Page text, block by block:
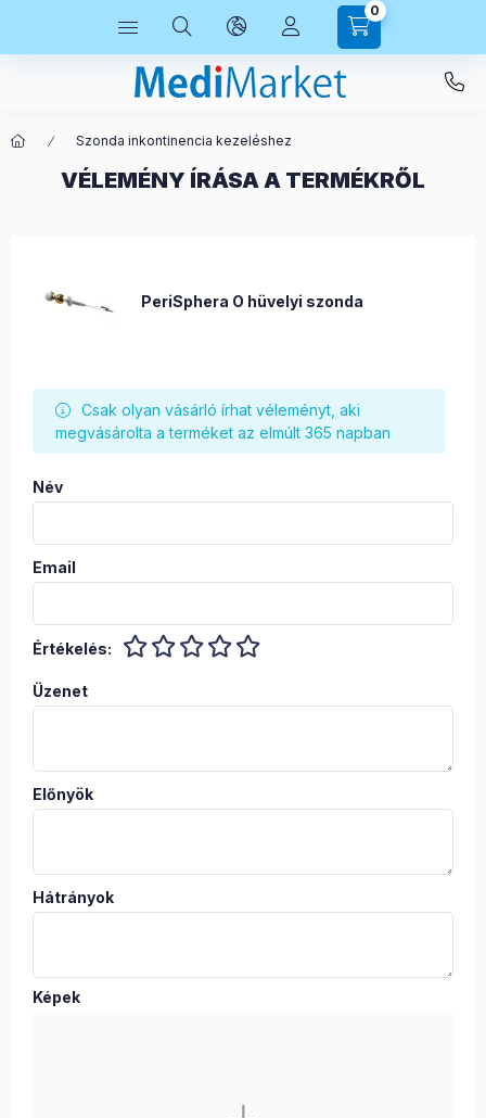
0
Szonda inkontinencia kezeléshez
VÉLEMÉNY ÍRÁSA A TERMÉKRŐL
PeriSphera O hüvelyi szonda
Csak olyan vásárló írhat véleményt, aki
megvásárolta a terméket az elmúlt 365 napban
Név
Email
Értékelés:
Üzenet
Előnyök
Hátrányok
Képek